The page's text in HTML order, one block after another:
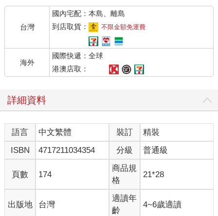
台灣
國內宅配：本島、離島
到店取貨：
不限金額免運費
海外
國際快遞：全球
港澳店取：
詳細資料
語言 中文繁體 裝訂
精裝
ISBN
4717211034354 分級 普通級
頁數 174
商品規
格
21*28
出版地 台灣
適讀年
齡
4~6歲適讀